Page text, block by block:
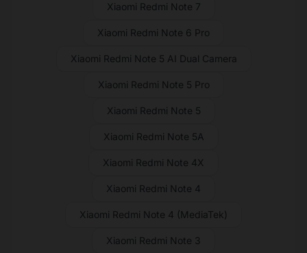
Xiaomi Redmi Note 7
Xiaomi Redmi Note 6 Pro
Xiaomi Redmi Note 5 AI Dual Camera
Xiaomi Redmi Note 5 Pro
Xiaomi Redmi Note 5
Xiaomi Redmi Note 5A
Xiaomi Redmi Note 4X
Xiaomi Redmi Note 4
Xiaomi Redmi Note 4 (MediaTek)
Xiaomi Redmi Note 3